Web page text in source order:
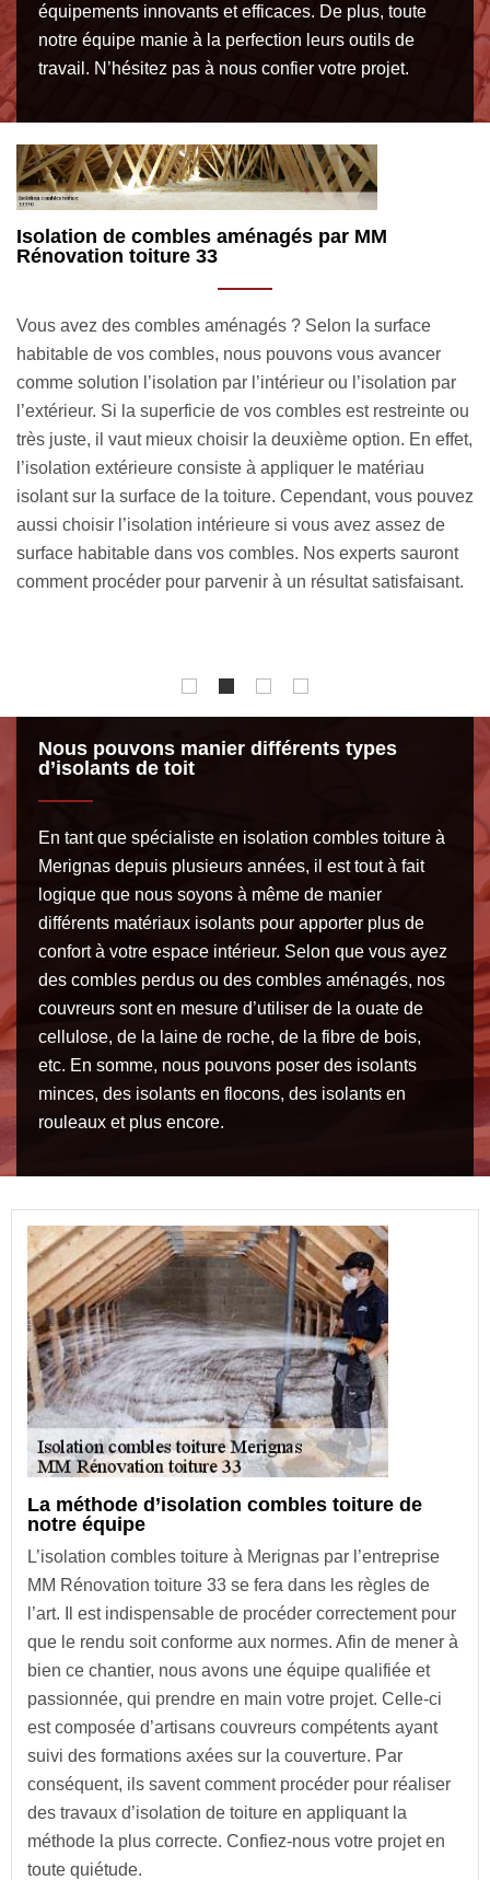
équipements innovants et efficaces. De plus, toute
notre équipe manie à la perfection leurs outils de
travail. N’hésitez pas à nous confier votre projet.
Pourquoi laisser MM Rénovation toiture 33
s’occuper de vos travaux d’isolation combles
En activité depuis des années, la société isolation combles
toiture MM Rénovation toiture 33 est en mesure d’assurer
la bonne marche de votre projet d’isolation de toit ou
d’isolation de combles. Nous avons une équipe
compétente qui se donne à fond afin que vous puissiez
profiter d’un intérieur confortable, et ce en dépit de la
saison qui passe. Grâce à un confort thermique optimal,
vous pouvez faire des économies en énergie. Avec une
isolation phonique correcte, la pollution sonore ne
Nous pouvons manier différents types
d’isolants de toit
En tant que spécialiste en isolation combles toiture à
Merignas depuis plusieurs années, il est tout à fait
logique que nous soyons à même de manier
différents matériaux isolants pour apporter plus de
confort à votre espace intérieur. Selon que vous ayez
des combles perdus ou des combles aménagés, nos
couvreurs sont en mesure d’utiliser de la ouate de
cellulose, de la laine de roche, de la fibre de bois,
etc. En somme, nous pouvons poser des isolants
minces, des isolants en flocons, des isolants en
rouleaux et plus encore.
La méthode d’isolation combles toiture de
notre équipe
L’isolation combles toiture à Merignas par l’entreprise
MM Rénovation toiture 33 se fera dans les règles de
l’art. Il est indispensable de procéder correctement pour
que le rendu soit conforme aux normes. Afin de mener à
bien ce chantier, nous avons une équipe qualifiée et
passionnée, qui prendre en main votre projet. Celle-ci
est composée d’artisans couvreurs compétents ayant
suivi des formations axées sur la couverture. Par
conséquent, ils savent comment procéder pour réaliser
des travaux d’isolation de toiture en appliquant la
méthode la plus correcte. Confiez-nous votre projet en
toute quiétude.